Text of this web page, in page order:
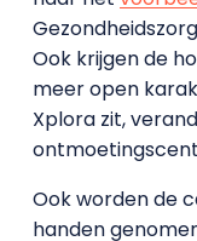
Ook krijgen de
meer open
Xplora zit,
Ook worden de
handen